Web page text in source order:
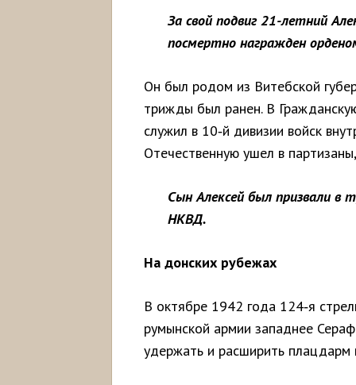
За свой подвиг 21-летний
посмертно награжден
Он был родом из Витебской
трижды был ранен. В
служил в 10‑й дивизии войск
Отечественную ушел в
Сын Алексей был призвали в
НКВД.
На донских рубежах
В октябре 1942 года 124‑я
румынской армии западнее
удержать и расширить